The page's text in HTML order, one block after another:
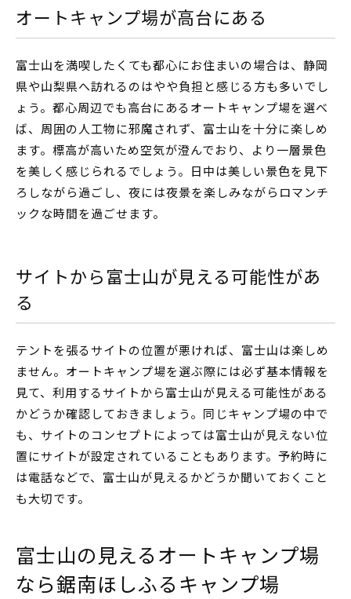
オートキャンプ場が高台にある
富士山を満喫したくても都心にお住まいの場合は、静岡
県や山梨県へ訪れるのはやや負担と感じる方も多いでし
ょう。都心周辺でも高台にあるオートキャンプ場を選べ
ば、周囲の人工物に邪魔されず、富士山を十分に楽しめ
ます。標高が高いため空気が澄んでおり、より一層景色
を美しく感じられるでしょう。日中は美しい景色を見下
ろしながら過ごし、夜には夜景を楽しみながらロマンチ
ックな時間を過ごせます。
サイトから富士山が見える可能性があ
る
テントを張るサイトの位置が悪ければ、富士山は楽しめ
ません。オートキャンプ場を選ぶ際には必ず基本情報を
見て、利用するサイトから富士山が見える可能性がある
かどうか確認しておきましょう。同じキャンプ場の中で
も、サイトのコンセプトによっては富士山が見えない位
置にサイトが設定されていることもあります。予約時に
は電話などで、富士山が見えるかどうか聞いておくこと
も大切です。
富士山の見えるオートキャンプ場
なら鋸南ほしふるキャンプ場